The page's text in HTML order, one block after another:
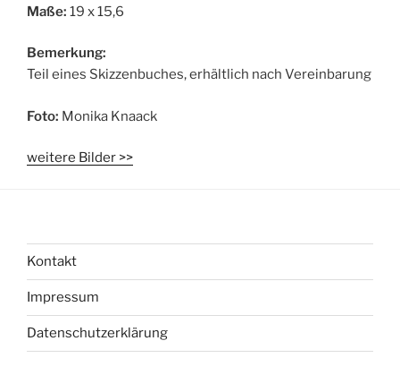
Maße: 19 x 15,6
Bemerkung:
Teil eines Skizzenbuches, erhältlich nach Vereinbarung
Foto: Monika Knaack
weitere Bilder >>
Kontakt
Impressum
Datenschutzerklärung